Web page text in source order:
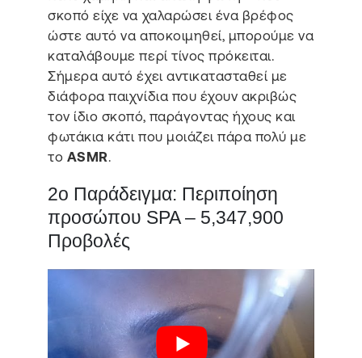
σκοπό είχε να χαλαρώσει ένα βρέφος
ώστε αυτό να αποκοιμηθεί, μπορούμε να
καταλάβουμε περί τίνος πρόκειται.
Σήμερα αυτό έχει αντικατασταθεί με
διάφορα παιχνίδια που έχουν ακριβώς
τον ίδιο σκοπό, παράγοντας ήχους και
φωτάκια κάτι που μοιάζει πάρα πολύ με
το ASMR.
2ο Παράδειγμα: Περιποίηση
προσώπου SPA – 5,347,900
Προβολές